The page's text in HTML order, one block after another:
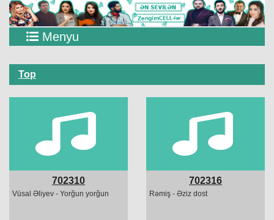
Menyu
Top
702310
Vüsal Əliyev - Yorğun yorğun
702316
Rəmiş - Əziz dost